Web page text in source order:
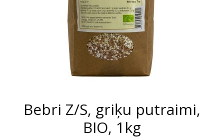
Bebri Z/S, griķu putraimi,
BIO, 1kg